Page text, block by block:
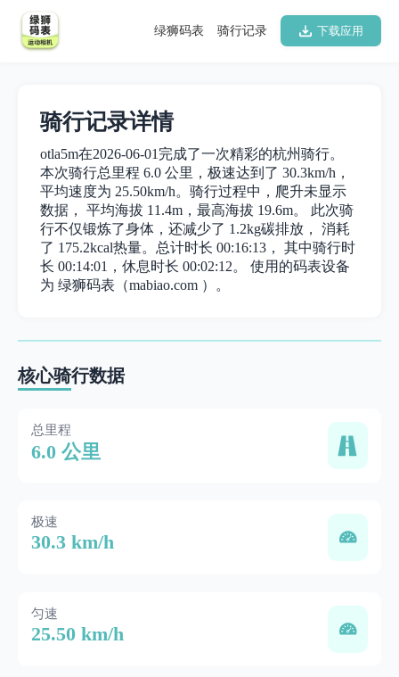
下载应用
骑行记录
绿狮码表
骑行记录详情
otla5m在2026-06-01完成了一次精彩的杭州骑行。
本次骑行总里程 6.0 公里，极速达到了 30.3km/h，
平均速度为 25.50km/h。骑行过程中，爬升未显示
数据， 平均海拔 11.4m，最高海拔 19.6m。 此次骑
行不仅锻炼了身体，还减少了 1.2kg碳排放， 消耗
了 175.2kcal热量。总计时长 00:16:13， 其中骑行时
长 00:14:01，休息时长 00:02:12。 使用的码表设备
为 绿狮码表（mabiao.com ）。
核心骑行数据
总里程
6.0 公里
极速
30.3 km/h
匀速
25.50 km/h